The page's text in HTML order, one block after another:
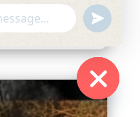
Hide
undefined